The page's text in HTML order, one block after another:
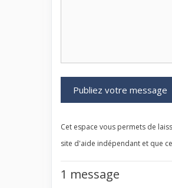
Cet espace vous permets de
site d'aide indépendant et que
1 message